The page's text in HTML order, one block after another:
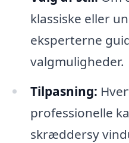
klassiske eller
eksperterne
valgmuligheder.
Tilpasning:
professionelle
skræddersy